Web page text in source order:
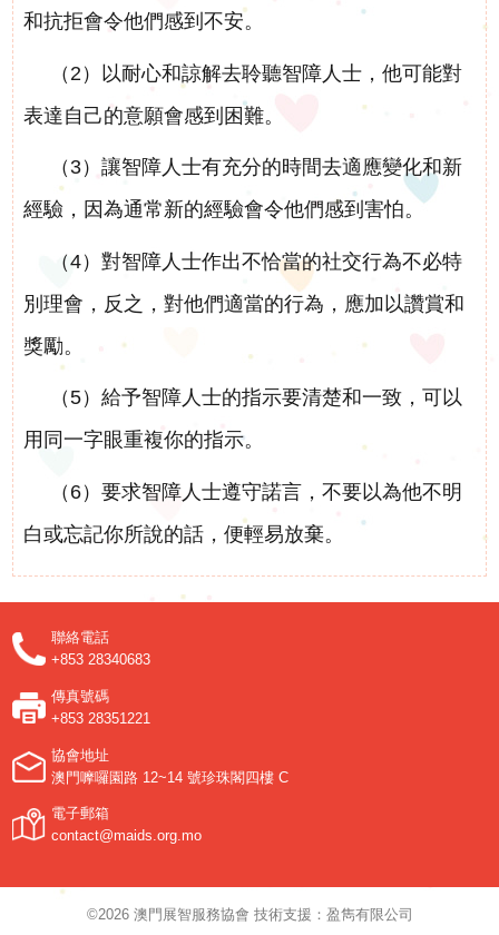
和抗拒會令他們感到不安。
（2）以耐心和諒解去聆聽智障人士，他可能對
表達自己的意願會感到困難。
（3）讓智障人士有充分的時間去適應變化和新
經驗，因為通常新的經驗會令他們感到害怕。
（4）對智障人士作出不恰當的社交行為不必特
別理會，反之，對他們適當的行為，應加以讚賞和
獎勵。
（5）給予智障人士的指示要清楚和一致，可以
用同一字眼重複你的指示。
（6）要求智障人士遵守諾言，不要以為他不明
白或忘記你所說的話，便輕易放棄。
聯絡電話
+853 28340683
傳真號碼
+853 28351221
協會地址
澳門嚤囉園路 12~14 號珍珠閣四樓 C
電子郵箱
contact@maids.org.mo
©2026 澳門展智服務協會 技術支援：盈雋有限公司